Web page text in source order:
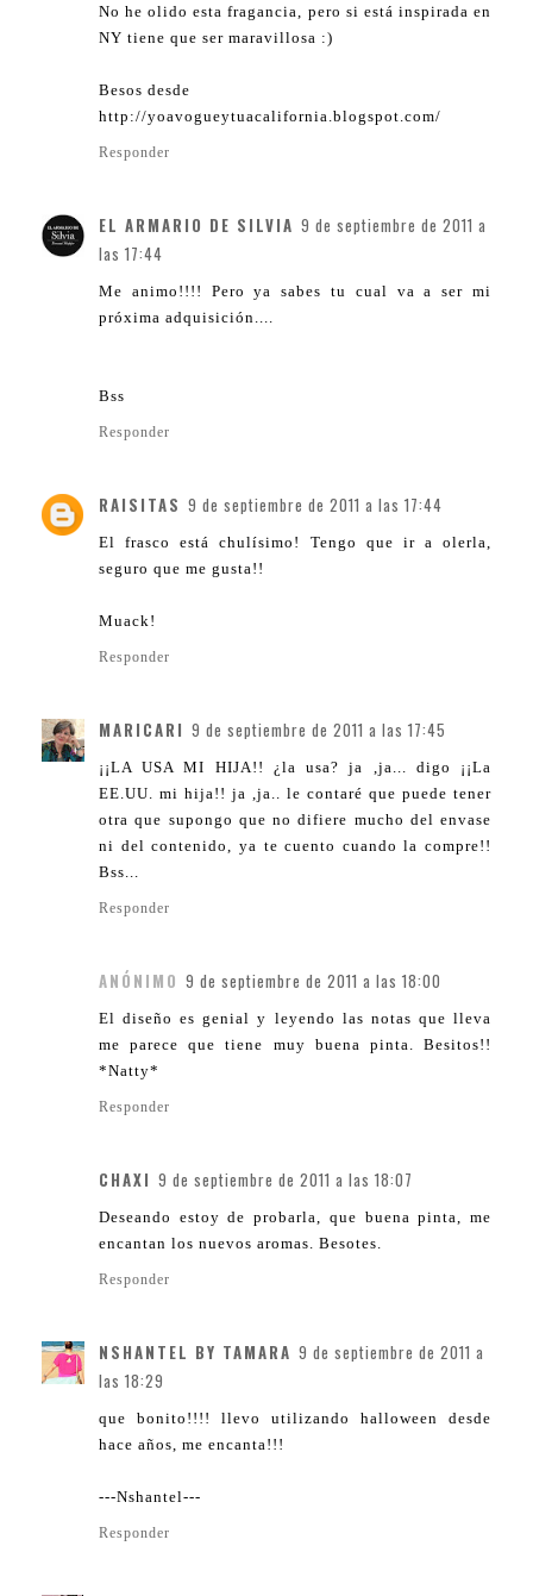
No he olido esta fragancia, pero si está inspirada en
NY tiene que ser maravillosa :)
Besos desde
http://yoavogueytuacalifornia.blogspot.com/
Responder
EL ARMARIO DE SILVIA 9 de septiembre de 2011 a
las 17:44
Me animo!!!! Pero ya sabes tu cual va a ser mi
próxima adquisición....
Bss
Responder
RAISITAS 9 de septiembre de 2011 a las 17:44
El frasco está chulísimo! Tengo que ir a olerla,
seguro que me gusta!!
Muack!
Responder
MARICARI 9 de septiembre de 2011 a las 17:45
¡¡LA USA MI HIJA!! ¿la usa? ja ,ja... digo ¡¡La
EE.UU. mi hija!! ja ,ja.. le contaré que puede tener
otra que supongo que no difiere mucho del envase
ni del contenido, ya te cuento cuando la compre!!
Bss...
Responder
ANÓNIMO 9 de septiembre de 2011 a las 18:00
El diseño es genial y leyendo las notas que lleva
me parece que tiene muy buena pinta. Besitos!!
*Natty*
Responder
CHAXI 9 de septiembre de 2011 a las 18:07
Deseando estoy de probarla, que buena pinta, me
encantan los nuevos aromas. Besotes.
Responder
NSHANTEL BY TAMARA 9 de septiembre de 2011 a
las 18:29
que bonito!!!! llevo utilizando halloween desde
hace años, me encanta!!!
---Nshantel---
Responder